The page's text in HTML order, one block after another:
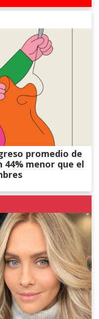
promedio de
menor que el